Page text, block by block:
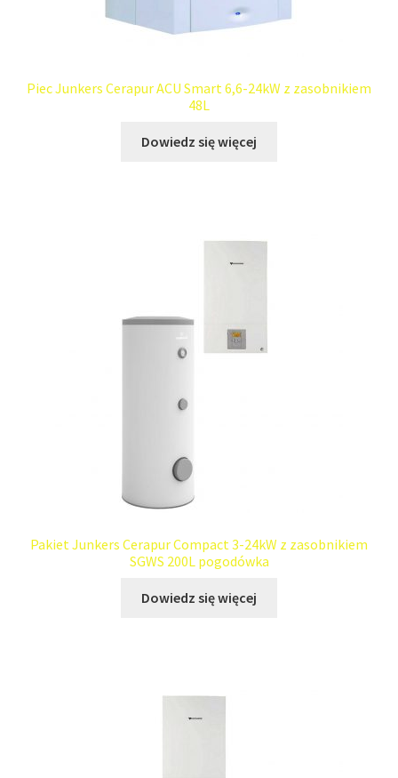
Piec Junkers Cerapur ACU Smart 6,6-24kW z zasobnikiem
48L
Dowiedz się więcej
Pakiet Junkers Cerapur Compact 3-24kW z zasobnikiem
SGWS 200L pogodówka
Dowiedz się więcej